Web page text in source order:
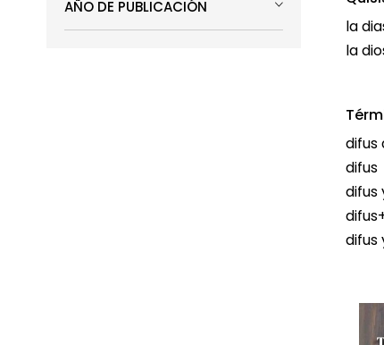
la
la
difus
difus
difus
difus
AÑO DE PUBLICACIÓN